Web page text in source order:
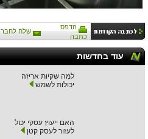
הדפס
כתבה
שלח לחבר
עוד בחדשות
למה שקיות אריזה
יכולות לשמש
האם ייעוץ עסקי יכול
לעזור לעסק קטן